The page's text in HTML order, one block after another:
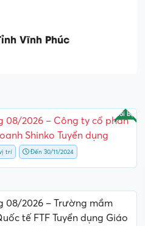
Vĩnh Phúc
Nổi bật
08/2026 – Công ty cổ phần
Shinko Tuyển dụng
trí Đến 30/11/2024
08/2026 – Trường mầm
tế FTF Tuyển dụng Giáo